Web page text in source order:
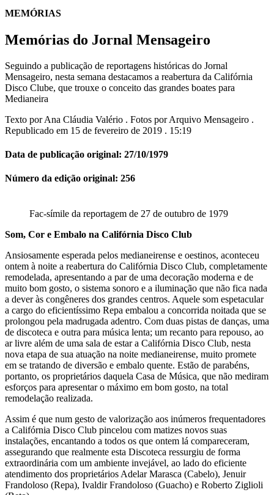
MEMÓRIAS
Memórias do Jornal Mensageiro
Seguindo a publicação de reportagens históricas do Jornal
Mensageiro, nesta semana destacamos a reabertura da Califórnia
Disco Clube, que trouxe o conceito das grandes boates para
Medianeira
Texto por Ana Cláudia Valério . Fotos por Arquivo Mensageiro .
Republicado em 15 de fevereiro de 2019 . 15:19
Data de publicação original: 27/10/1979
Número da edição original: 256
Fac-símile da reportagem de 27 de outubro de 1979
Som, Cor e Embalo na Califórnia Disco Club
Ansiosamente esperada pelos medianeirense e oestinos, aconteceu
ontem à noite a reabertura do Califórnia Disco Club, completamente
remodelada, apresentando a par de uma decoração moderna e de
muito bom gosto, o sistema sonoro e a iluminação que não fica nada
a dever às congêneres dos grandes centros. Aquele som espetacular
a cargo do eficientíssimo Repa embalou a concorrida noitada que se
prolongou pela madrugada adentro. Com duas pistas de danças, uma
de discoteca e outra para música lenta; um recanto para repouso, ao
ar livre além de uma sala de estar a Califórnia Disco Club, nesta
nova etapa de sua atuação na noite medianeirense, muito promete
em se tratando de diversão e embalo quente. Estão de parabéns,
portanto, os proprietários daquela Casa de Música, que não mediram
esforços para apresentar o máximo em bom gosto, na total
remodelação realizada.
Assim é que num gesto de valorização aos inúmeros frequentadores
a Califórnia Disco Club pincelou com matizes novos suas
instalações, encantando a todos os que ontem lá compareceram,
assegurando que realmente esta Discoteca ressurgiu de forma
extraordinária com um ambiente invejável, ao lado do eficiente
atendimento dos proprietários Adelar Marasca (Cabelo), Jenuir
Frandoloso (Repa), Ivaldir Frandoloso (Guacho) e Roberto Ziglioli